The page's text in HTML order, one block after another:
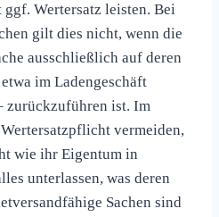
ggf. Wertersatz leisten. Bei
gilt dies nicht, wenn die
ausschließlich auf deren
im Ladengeschäft
zurückzuführen ist. Im
vermeiden,
wie ihr Eigentum in
unterlassen, was deren
Sachen sind